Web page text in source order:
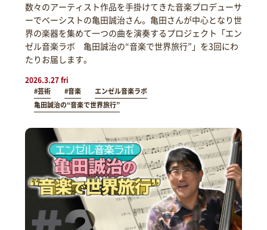
数々のアーティスト作品を手掛けてきた音楽プロデューサ
ーでベーシストの亀田誠治さん。亀田さんが中心となり世
界の楽器を集めて一つの曲を演奏するプロジェクト「エン
ゼル音楽ラボ 亀田誠治の“音楽で世界旅行”」を3回にわ
たりお届します。
2026.3.27 fri
#芸術 #音楽
エンゼル音楽ラボ
亀田誠治の“音楽で世界旅行”